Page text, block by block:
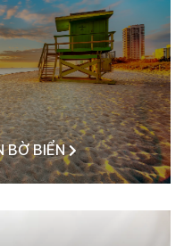
BỜ BIỂN